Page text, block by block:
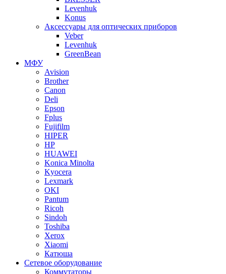
Levenhuk
Konus
Аксессуары для оптических приборов
Veber
Levenhuk
GreenBean
МФУ
Avision
Brother
Canon
Deli
Epson
Fplus
Fujifilm
HIPER
HP
HUAWEI
Konica Minolta
Kyocera
Lexmark
OKI
Pantum
Ricoh
Sindoh
Toshiba
Xerox
Xiaomi
Катюша
Сетевое оборудование
Коммутаторы